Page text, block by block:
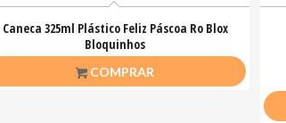
Caneca 325ml Plástico Feliz Páscoa Ro Blox
Bloquinhos
COMPRAR